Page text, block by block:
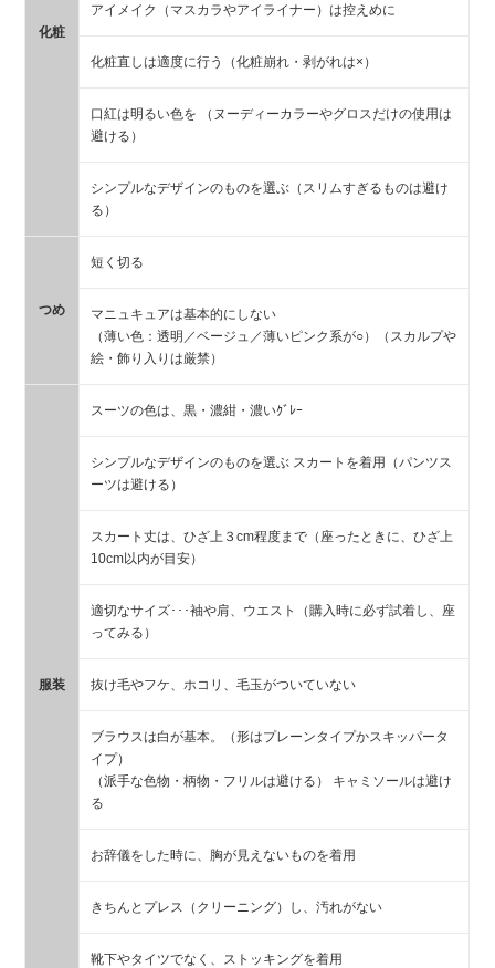
化粧
アイメイク（マスカラやアイライナー）は控えめに
化粧直しは適度に行う（化粧崩れ・剥がれは×）
口紅は明るい色を （ヌーディーカラーやグロスだけの使用は
避ける）
シンプルなデザインのものを選ぶ（スリムすぎるものは避け
る）
つめ
短く切る
マニュキュアは基本的にしない
（薄い色：透明／ベージュ／薄いピンク系が○）（スカルプや
絵・飾り入りは厳禁）
服装
スーツの色は、黒・濃紺・濃いｸﾞﾚｰ
シンプルなデザインのものを選ぶ スカートを着用（パンツス
ーツは避ける）
スカート丈は、ひざ上３cm程度まで（座ったときに、ひざ上
10cm以内が目安）
適切なサイズ･･･袖や肩、ウエスト（購入時に必ず試着し、座
ってみる）
抜け毛やフケ、ホコリ、毛玉がついていない
ブラウスは白が基本。（形はプレーンタイプかスキッパータ
イプ）
（派手な色物・柄物・フリルは避ける） キャミソールは避け
る
お辞儀をした時に、胸が見えないものを着用
きちんとプレス（クリーニング）し、汚れがない
靴下やタイツでなく、ストッキングを着用